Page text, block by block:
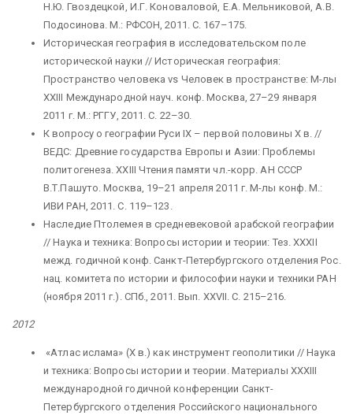
Н.Ю. Гвоздецкой, И.Г. Коноваловой, Е.А. Мельниковой, А.В.
Подосинова. М.: РФСОН, 2011. С. 167–175.
Историческая география в исследовательском поле
исторической науки // Историческая география:
Пространство человека vs Человек в пространстве: М-лы
XXIII Международной науч. конф. Москва, 27–29 января
2011 г. М.: РГГУ, 2011. С. 22–30.
К вопросу о географии Руси IX – первой половины X в. //
ВЕДС: Древние государства Европы и Азии: Проблемы
политогенеза. XXIII Чтения памяти чл.-корр. АН СССР
В.Т.Пашуто. Москва, 19–21 апреля 2011 г. М-лы конф. М.:
ИВИ РАН, 2011. С. 119–123.
Наследие Птолемея в средневековой арабской географии
// Наука и техника: Вопросы истории и теории: Тез. XXXII
межд. годичной конф. Санкт-Петербургского отделения Рос.
нац. комитета по истории и философии науки и техники РАН
(ноября 2011 г.). СПб., 2011. Вып. XXVII. С. 215–216.
2012
«Атлас ислама» (X в.) как инструмент геополитики // Наука
и техника: Вопросы истории и теории. Материалы XXXIII
международной годичной конференции Санкт-
Петербургского отделения Российского национального